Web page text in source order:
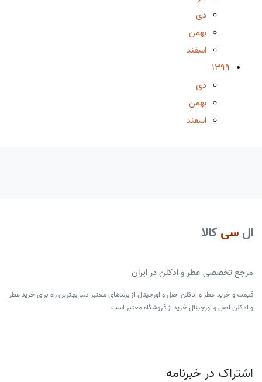
دی
بهمن
اسفند
1399
دی
بهمن
اسفند
ال سی کالا
مرجع تخصصی عطر و ادکلن در ایران
قیمت و خرید عطر و ادکلن اصل و اورجینال از برندهای معتبر دنیا بهترین راه برای خرید عطر
و ادکلن اصل و اورجینال خرید از فروشگاه معتبر است
اشتراک در خبرنامه